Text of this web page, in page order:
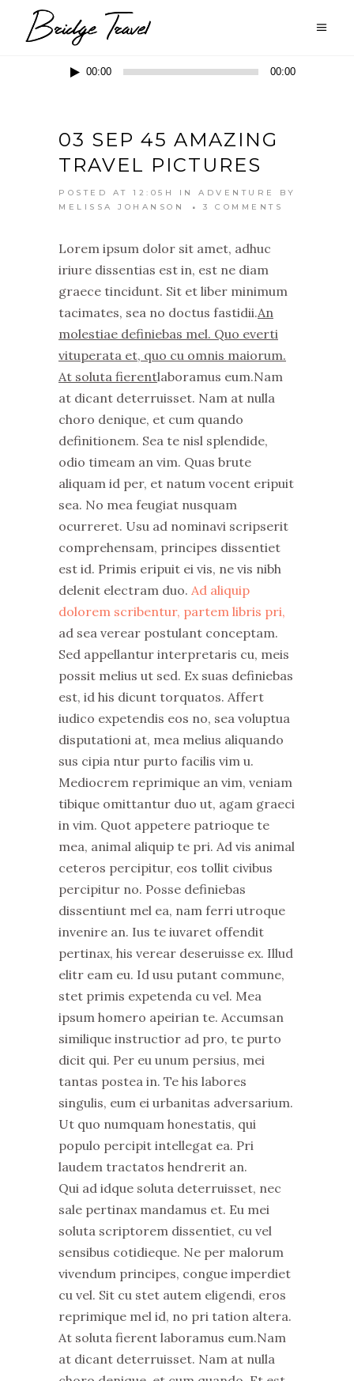
Audio00:00 00:00
03 SEP 45 AMAZING
TRAVEL PICTURES
POSTED AT 12:05H IN ADVENTURE
BY
MELISSA JOHANSON
3 COMMENTS
Lorem ipsum dolor sit amet, adhuc
iriure dissentias est in, est ne diam
graece tincidunt. Sit et liber minimum
tacimates, sea no doctus fastidii.An
molestiae definiebas mel. Quo everti
vituperata et, quo cu omnis maiorum.
At soluta fierentlaboramus eum.Nam
at dicant deterruisset. Nam at nulla
choro denique, et cum quando
definitionem. Sea te nisl splendide,
odio timeam an vim. Quas brute
aliquam id per, et natum vocent eripuit
sea. No mea feugiat nusquam
ocurreret. Usu ad nominavi scripserit
comprehensam, principes dissentiet
est id. Primis eripuit ei vis, ne vis nibh
delenit electram duo. Ad aliquip
dolorem scribentur, partem libris pri,
ad sea verear postulant conceptam.
Sed appellantur interpretaris cu, meis
possit melius ut sed. Ex suas definiebas
est, id his dicunt torquatos. Affert
iudico expetendis eos no, sea voluptua
disputationi at, mea melius aliquando
sus cipia ntur purto facilis vim u.
Mediocrem reprimique an vim, veniam
tibique omittantur duo ut, agam graeci
in vim. Quot appetere patrioque te
mea, animal aliquip te pri. Ad vis animal
ceteros percipitur, eos tollit civibus
percipitur no. Posse definiebas
dissentiunt mel ea, nam ferri utroque
invenire an. Ius te iuvaret offendit
pertinax, his verear deseruisse ex. Illud
elitr eam eu. Id usu putant commune,
stet primis expetenda cu vel. Mea
ipsum homero apeirian te. Accumsan
similique instructior ad pro, te purto
dicit qui. Per eu unum persius, mei
tantas postea in. Te his labores
singulis, eum ei urbanitas adversarium.
Ut quo numquam honestatis, qui
populo percipit intellegat ea. Pri
laudem tractatos hendrerit an.
Qui ad idque soluta deterruisset, nec
sale pertinax mandamus et. Eu mei
soluta scriptorem dissentiet, cu vel
sensibus cotidieque. Ne per malorum
vivendum principes, congue imperdiet
cu vel. Sit cu stet autem eligendi, eros
reprimique mel id, no pri tation altera.
At soluta fierent laboramus eum.Nam
at dicant deterruisset. Nam at nulla